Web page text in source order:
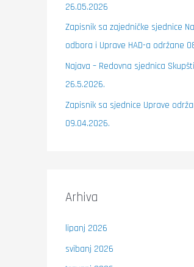
26.05.2026
Zapisnik sa zajedničke sjednice
odbora i Uprave HAD-a održane
Najava – Redovna sjednica
26.5.2026.
Zapisnik sa sjednice Uprave
09.04.2026.
Arhiva
lipanj 2026
svibanj 2026